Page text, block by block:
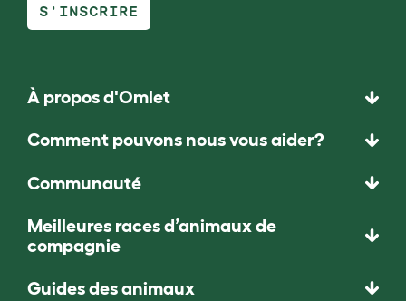
S'INSCRIRE
À propos d'Omlet
Comment pouvons nous vous aider?
Communauté
Meilleures races d’animaux de
compagnie
Guides des animaux